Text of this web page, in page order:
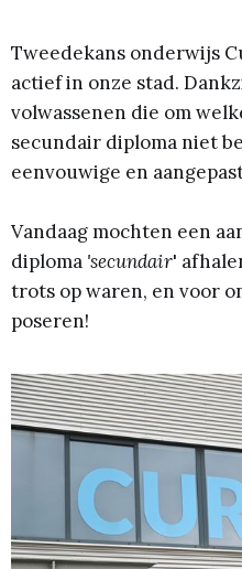
Tweedekans onderwijs
actief in onze stad.
volwassenen die om
secundair diploma niet
eenvouwige en
Vandaag mochten een
diploma 'secundair'
trots op waren, en voor
poseren!